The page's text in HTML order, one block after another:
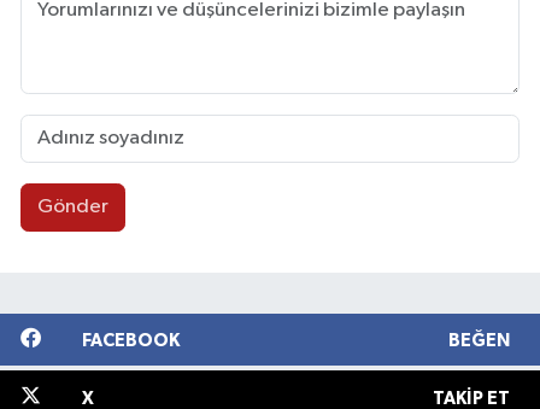
Gönder
FACEBOOK BEĞEN
X TAKIP ET